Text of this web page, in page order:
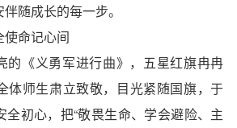
随成长的每一步。
使命记心间
的《义勇军进行曲》，五星红旗冉冉
体师生肃立致敬，目光紧随国旗，于
全初心，把“敬畏生命、学会避险、主